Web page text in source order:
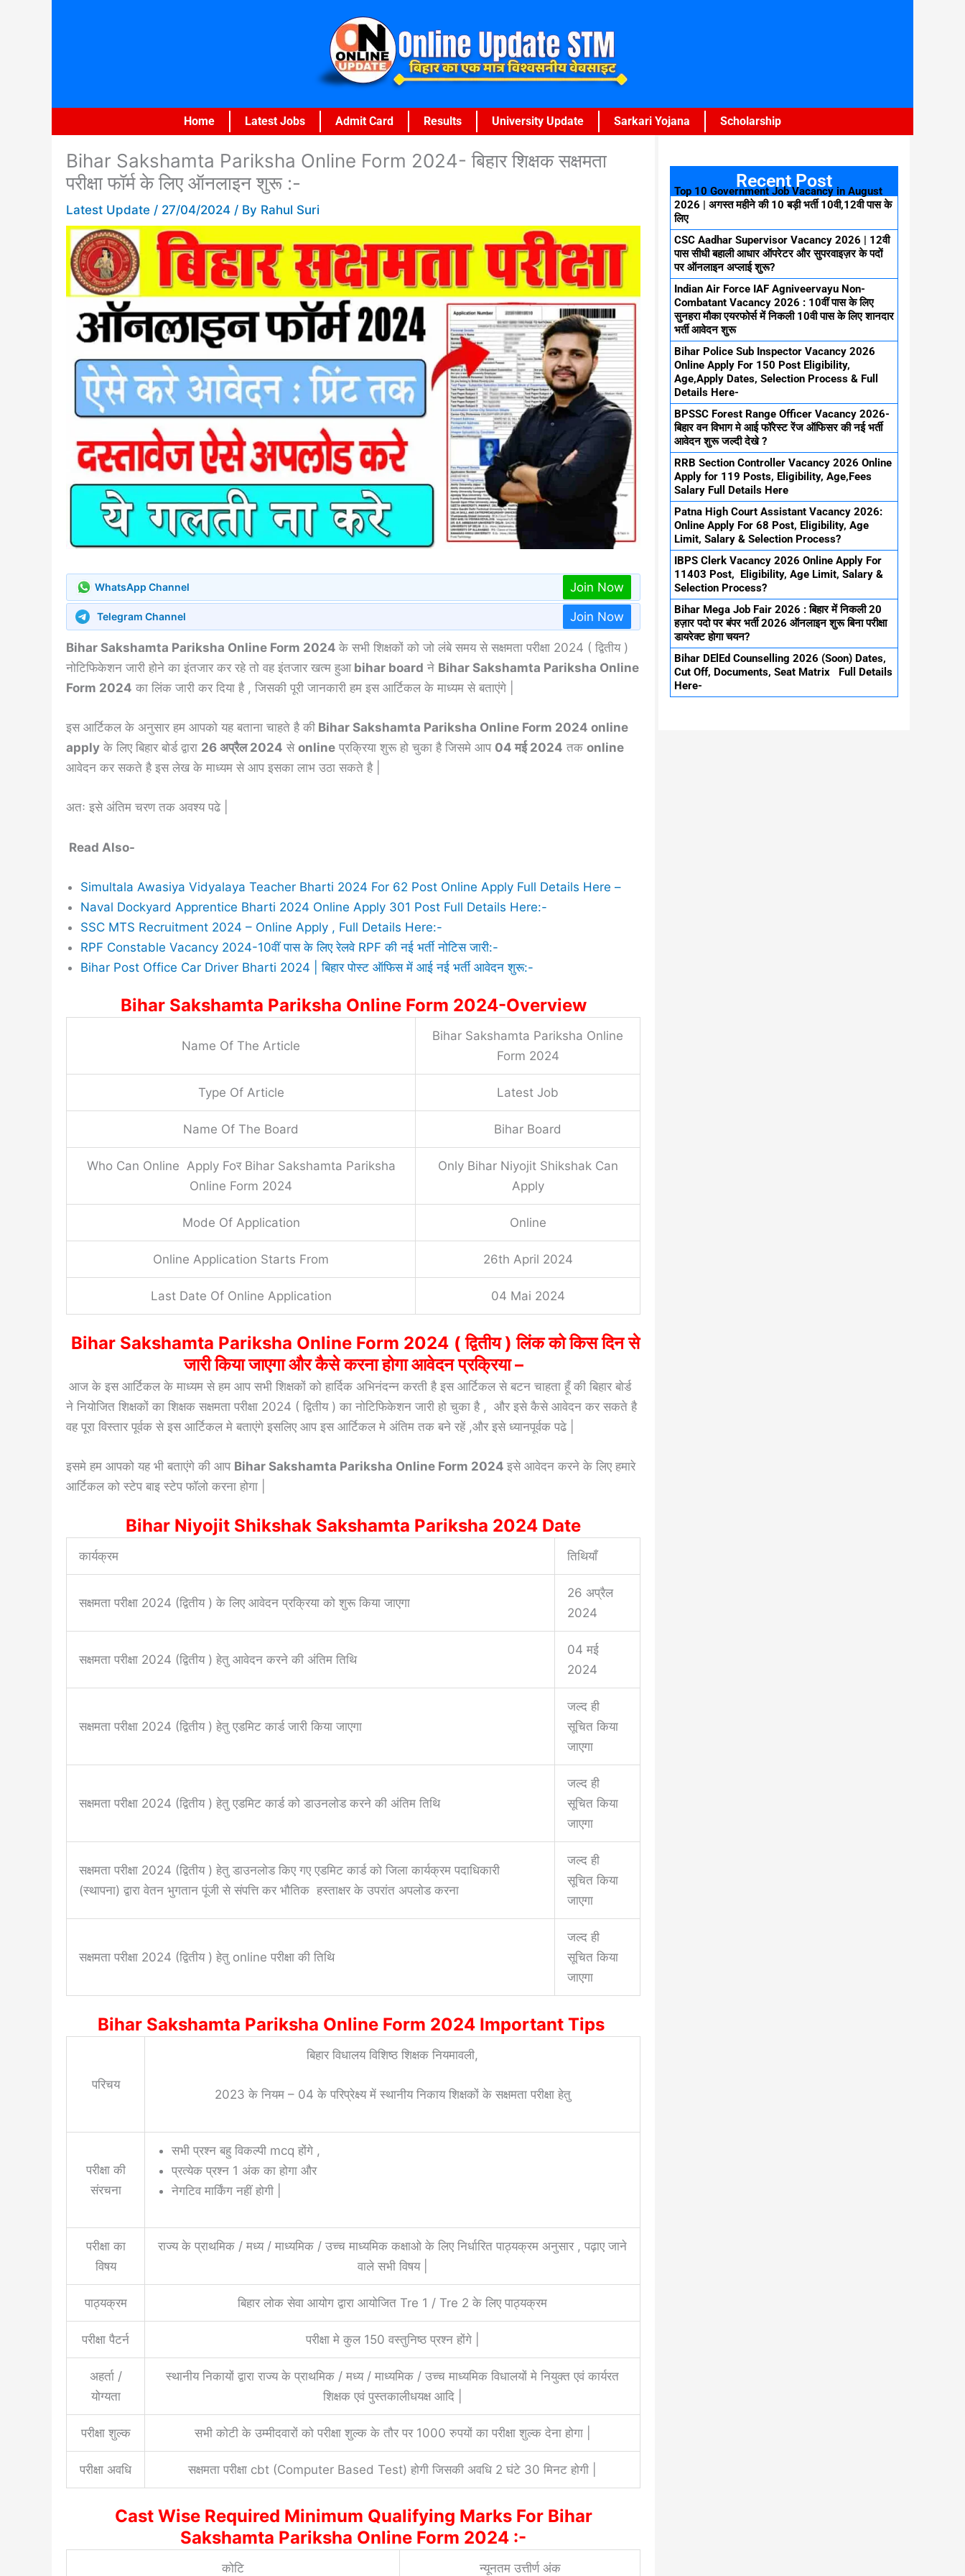
Home Latest Jobs Admit Card Results University Update Sarkari Yojana Scholarship
Bihar Sakshamta Pariksha Online Form 2024- बिहार शिक्षक सक्षमता
परीक्षा फॉर्म के लिए ऑनलाइन शुरू :-
Latest Update / 27/04/2024 / By Rahul Suri
WhatsApp Channel Join Now
Telegram Channel Join Now
Bihar Sakshamta Pariksha Online Form 2024 के सभी शिक्षकों को जो लंबे समय से सक्षमता परीक्षा 2024 ( द्वितीय )
नोटिफिकेशन जारी होने का इंतजार कर रहे तो वह इंतजार खत्म हुआbihar board ने Bihar Sakshamta Pariksha Online
Form 2024 का लिंक जारी कर दिया है , जिसकी पूरी जानकारी हम इस आर्टिकल के माध्यम से बताएंगे |
इस आर्टिकल के अनुसार हम आपको यह बताना चाहते है की Bihar Sakshamta Pariksha Online Form 2024 online
apply के लिए बिहार बोर्ड द्वारा 26 अप्रैल 2024 से online प्रक्रिया शुरू हो चुका है जिसमे आप 04 मई 2024 तक online
आवेदन कर सकते है इस लेख के माध्यम से आप इसका लाभ उठा सकते है |
अतः इसे अंतिम चरण तक अवश्य पढे |
Read Also-
Simultala Awasiya Vidyalaya Teacher Bharti 2024 For 62 Post Online Apply Full Details Here –
Naval Dockyard Apprentice Bharti 2024 Online Apply 301 Post Full Details Here:-
SSC MTS Recruitment 2024 – Online Apply , Full Details Here:-
RPF Constable Vacancy 2024-10वीं पास के लिए रेलवे RPF की नई भर्ती नोटिस जारी:-
Bihar Post Office Car Driver Bharti 2024 | बिहार पोस्ट ऑफिस में आई नई भर्ती आवेदन शुरू:-
Bihar Sakshamta Pariksha Online Form 2024-Overview
Name Of The Article
Bihar Sakshamta Pariksha Online
Form 2024
Type Of Article Latest Job
Name Of The Board Bihar Board
Who Can Online Apply Foर Bihar Sakshamta Pariksha
Online Form 2024
Only Bihar Niyojit Shikshak Can
Apply
Mode Of Application Online
Online Application Starts From 26th April 2024
Last Date Of Online Application 04 Mai 2024
Bihar Sakshamta Pariksha Online Form 2024 ( द्वितीय ) लिंक को किस दिन से
जारी किया जाएगा और कैसे करना होगा आवेदन प्रक्रिया –
आज के इस आर्टिकल के माध्यम से हम आप सभी शिक्षकों को हार्दिक अभिनंदन्न करती है इस आर्टिकल से बटन चाहता हूँ की बिहार बोर्ड
ने नियोजित शिक्षकों का शिक्षक सक्षमता परीक्षा 2024 ( द्वितीय ) का नोटिफिकेशन जारी हो चुका है , और इसे कैसे आवेदन कर सकते है
वह पूरा विस्तार पूर्वक से इस आर्टिकल मे बताएंगे इसलिए आप इस आर्टिकल मे अंतिम तक बने रहें ,और इसे ध्यानपूर्वक पढे |
इसमे हम आपको यह भी बताएंगे की आप Bihar Sakshamta Pariksha Online Form 2024 इसे आवेदन करने के लिए हमारे
आर्टिकल को स्टेप बाइ स्टेप फॉलो करना होगा |
Bihar Niyojit Shikshak Sakshamta Pariksha 2024 Date
कार्यक्रम तिथियाँ
सक्षमता परीक्षा 2024 (द्वितीय ) के लिए आवेदन प्रक्रिया को शुरू किया जाएगा
26 अप्रैल
2024
सक्षमता परीक्षा 2024 (द्वितीय ) हेतु आवेदन करने की अंतिम तिथि
04 मई
2024
सक्षमता परीक्षा 2024 (द्वितीय ) हेतु एडमिट कार्ड जारी किया जाएगा
जल्द ही
सूचित किया
जाएगा
सक्षमता परीक्षा 2024 (द्वितीय ) हेतु एडमिट कार्ड को डाउनलोड करने की अंतिम तिथि
जल्द ही
सूचित किया
जाएगा
सक्षमता परीक्षा 2024 (द्वितीय ) हेतु डाउनलोड किए गए एडमिट कार्ड को जिला कार्यक्रम पदाधिकारी
(स्थापना) द्वारा वेतन भुगतान पूंजी से संपत्ति कर भौतिक हस्ताक्षर के उपरांत अपलोड करना
जल्द ही
सूचित किया
जाएगा
सक्षमता परीक्षा 2024 (द्वितीय ) हेतु online परीक्षा की तिथि
जल्द ही
सूचित किया
जाएगा
Bihar Sakshamta Pariksha Online Form 2024 Important Tips
परिचय
बिहार विधालय विशिष्ठ शिक्षक नियमावली,
2023 के नियम – 04 के परिप्रेक्ष्य में स्थानीय निकाय शिक्षकों के सक्षमता परीक्षा हेतु
परीक्षा की
संरचना
सभी प्रश्न बहु विकल्पी mcq होंगे ,
प्रत्येक प्रश्न 1 अंक का होगा और
नेगटिव मार्किंग नहीं होगी |
परीक्षा का
विषय
राज्य के प्राथमिक / मध्य / माध्यमिक / उच्च माध्यमिक कक्षाओ के लिए निर्धारित पाठ्यक्रम अनुसार , पढ़ाए जाने
वाले सभी विषय |
पाठ्यक्रम बिहार लोक सेवा आयोग द्वारा आयोजित Tre 1 / Tre 2 के लिए पाठ्यक्रम
परीक्षा पैटर्न परीक्षा मे कुल 150 वस्तुनिष्ठ प्रश्न होंगे |
अहर्ता /
योग्यता
स्थानीय निकायों द्वारा राज्य के प्राथमिक / मध्य / माध्यमिक / उच्च माध्यमिक विधालयों मे नियुक्त एवं कार्यरत
शिक्षक एवं पुस्तकालीधयक्ष आदि |
परीक्षा शुल्क सभी कोटी के उम्मीदवारों को परीक्षा शुल्क के तौर पर 1000 रुपयों का परीक्षा शुल्क देना होगा |
परीक्षा अवधि सक्षमता परीक्षा cbt (Computer Based Test) होगी जिसकी अवधि 2 घंटे 30 मिनट होगी |
Cast Wise Required Minimum Qualifying Marks For Bihar
Sakshamta Pariksha Online Form 2024 :-
कोटि न्यूनतम उत्तीर्ण अंक
Recent Post
Top 10 Government Job Vacancy in August
2026 | अगस्त महीने की 10 बड़ी भर्ती 10वी,12वी पास के
लिए
CSC Aadhar Supervisor Vacancy 2026 | 12वी
पास सीधी बहाली आधार ऑपरेटर और सुपरवाइज़र के पदों
पर ऑनलाइन अप्लाई शुरू?
Indian Air Force IAF Agniveervayu Non-
Combatant Vacancy 2026 : 10वीं पास के लिए
सुनहरा मौका एयरफोर्स में निकली 10वी पास के लिए शानदार
भर्ती आवेदन शुरू
Bihar Police Sub Inspector Vacancy 2026
Online Apply For 150 Post Eligibility,
Age,Apply Dates, Selection Process & Full
Details Here-
BPSSC Forest Range Officer Vacancy 2026-
बिहार वन विभाग मे आई फॉरेस्ट रेंज ऑफिसर की नई भर्ती
आवेदन शुरू जल्दी देखे ?
RRB Section Controller Vacancy 2026 Online
Apply for 119 Posts, Eligibility, Age,Fees
Salary Full Details Here
Patna High Court Assistant Vacancy 2026:
Online Apply For 68 Post, Eligibility, Age
Limit, Salary & Selection Process?
IBPS Clerk Vacancy 2026 Online Apply For
11403 Post, Eligibility, Age Limit, Salary &
Selection Process?
Bihar Mega Job Fair 2026 : बिहार में निकली 20
हज़ार पदो पर बंपर भर्ती 2026 ऑनलाइन शुरू बिना परीक्षा
डायरेक्ट होगा चयन?
Bihar DElEd Counselling 2026 (Soon) Dates,
Cut Off, Documents, Seat Matrix Full Details
Here-